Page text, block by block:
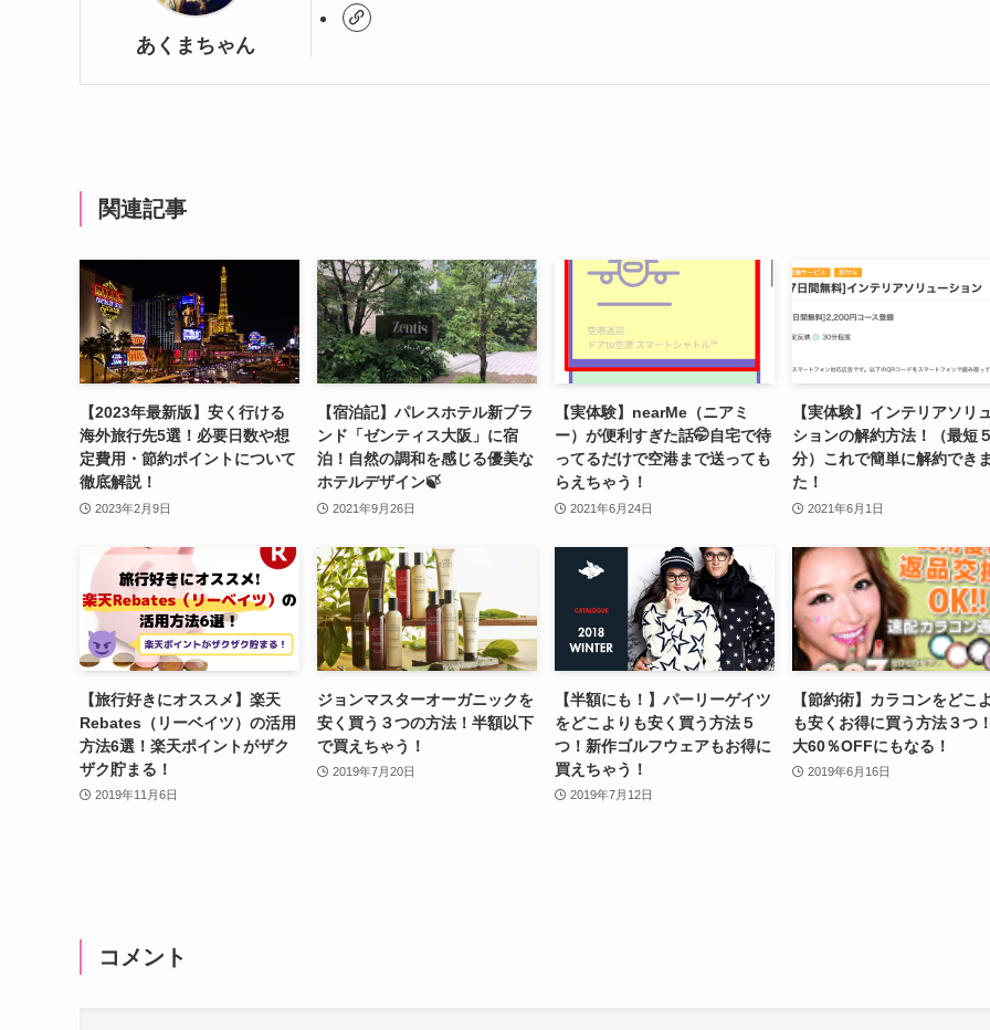
あくまちゃん
関連記事
【2023年最新版】安く行ける
海外旅行先5選！必要日数や想
定費用・節約ポイントについて
徹底解説！
2023年2月9日
【宿泊記】パレスホテル新ブラ
ンド「ゼンティス大阪」に宿
泊！自然の調和を感じる優美な
ホテルデザイン🍃
2021年9月26日
【実体験】nearMe（ニアミ
ー）が便利すぎた話🤭自宅で待
ってるだけで空港まで送っても
らえちゃう！
2021年6月24日
【実体験】インテリアソリ
ションの解約方法！（最短５
分）これで簡単に解約でき
た！
2021年6月1日
【旅行好きにオススメ】楽天
Rebates（リーベイツ）の活用
方法6選！楽天ポイントがザク
ザク貯まる！
2019年11月6日
ジョンマスターオーガニックを
安く買う３つの方法！半額以下
で買えちゃう！
2019年7月20日
【半額にも！】パーリーゲイツ
をどこよりも安く買う方法５
つ！新作ゴルフウェアもお得に
買えちゃう！
2019年7月12日
【節約術】カラコンをどこ
も安くお得に買う方法３つ
大60％OFFにもなる！
2019年6月16日
コメント